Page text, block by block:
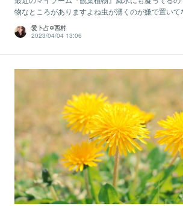
物なところがありますよね虫が湧くのが嫌で置いて
愛卜占✡西村
2023/04/04 13:06